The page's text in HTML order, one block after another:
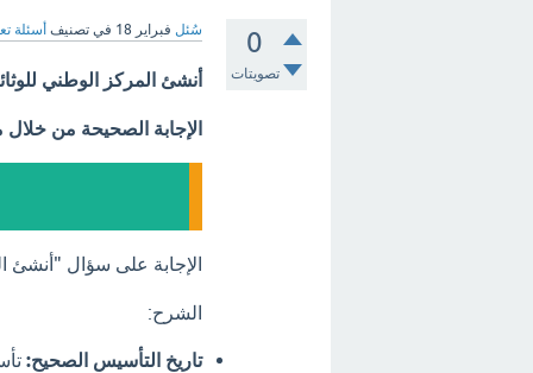
0
تصويتات
سُئل فبراير 18 في تصنيف أسئلة
أنشئ المركز الوطني للوثائق
الإجابة الصحيحة من
الإجابة على سؤال "أنشئ
الشرح:
تاريخ التأسيس الصحيح: